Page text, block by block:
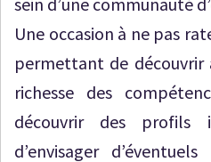
Une occasion à ne pas
permettant de découvrir
richesse des
découvrir des profils
d’envisager